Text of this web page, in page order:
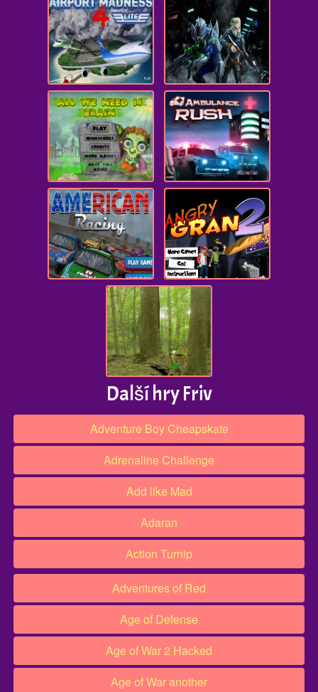
Další hry Friv
Adventure Boy Cheapskate
Adrenaline Challenge
Add like Mad
Adaran
Action Turnip
Adventures of Red
Age of Defense
Age of War 2 Hacked
Age of War another